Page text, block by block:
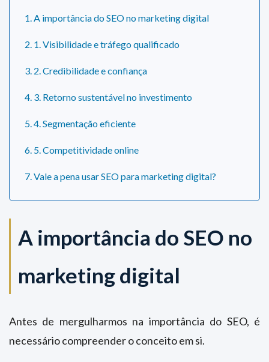
1. A importância do SEO no marketing digital
2. 1. Visibilidade e tráfego qualificado
3. 2. Credibilidade e confiança
4. 3. Retorno sustentável no investimento
5. 4. Segmentação eficiente
6. 5. Competitividade online
7. Vale a pena usar SEO para marketing digital?
A importância do SEO no
marketing digital
Antes de mergulharmos na importância do SEO, é
necessário compreender o conceito em si.